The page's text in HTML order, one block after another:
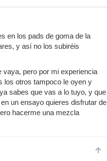
en los pads de goma de la
y así no los subiréis
vaya, pero por mi experiencia
los otros tampoco le oyen y
sabes que vas a lo tuyo, y que
un ensayo quieres disfrutar de
hacerme una mezcla